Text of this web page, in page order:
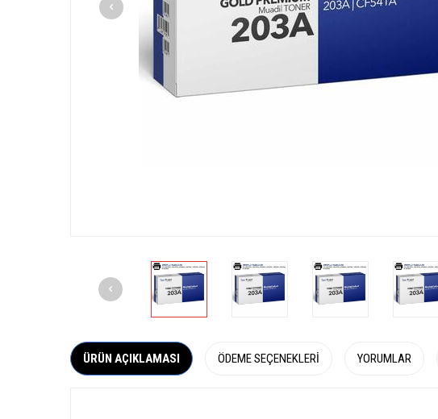
ÜRÜN AÇIKLAMASI ÖDEME SEÇENEKLERI YORUMLAR